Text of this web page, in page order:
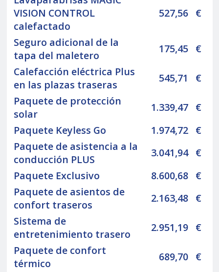
VISION CONTROL
calefactado
527,56 €
Seguro adicional de la
tapa del maletero
175,45 €
Calefacción eléctrica Plus
en las plazas traseras
545,71
€
Paquete de protección
solar
1.339,47 €
Paquete Keyless Go
1.974,72 €
Paquete de asistencia a la
conducción PLUS
3.041,94 €
Paquete Exclusivo
8.600,68 €
Paquete de asientos de
confort traseros
2.163,48 €
Sistema de
entretenimiento trasero
2.951,19 €
Paquete de confort
térmico
689,70 €